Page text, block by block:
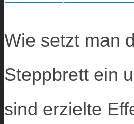
Wie setzt man
Steppbrett ein
sind erzielte